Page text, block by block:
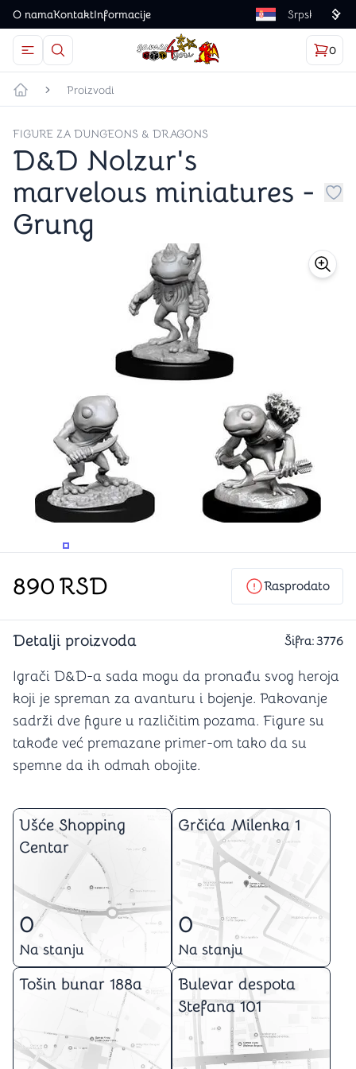
O namaKontaktInformacije Language
Otvorite meni
Dugme u obliku lupe predstavlja ikonicu za
Games4you logo
0
Početna strana
Proizvodi
PROMENITE UGAO GLEDANJAPROMENITE UGAO GLEDANJA
FIGURE ZA DUNGEONS & DRAGONS
D&D Nolzur's
marvelous miniatures -
Grung
890RSD Rasprodato
Detalji proizvoda Šifra:3776
Igrači D&D-a sada mogu da pronađu svog heroja
koji je spreman za avanturu i bojenje. Pakovanje
sadrži dve figure u različitim pozama. Figure su
takođe već premazane primer-om tako da su
spemne da ih odmah obojite.
Ušće Shopping
Centar
0
Na stanju
Grčića Milenka 1
0
Na stanju
Tošin bunar 188a
Bulevar despota
Stefana 101